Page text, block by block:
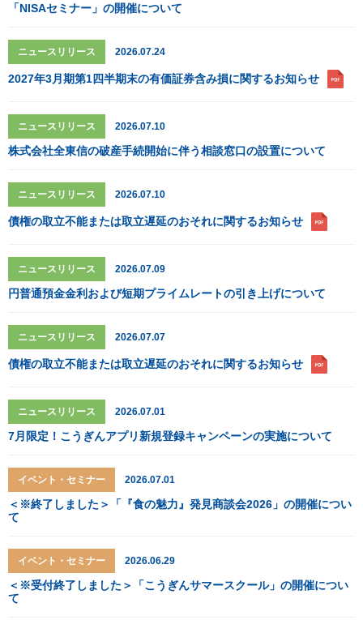
「NISAセミナー」の開催について
ニュースリリース 2026.07.24
2027年3月期第1四半期末の有価証券含み損に関するお知らせ
ニュースリリース 2026.07.10
株式会社全東信の破産手続開始に伴う相談窓口の設置について
ニュースリリース 2026.07.10
債権の取立不能または取立遅延のおそれに関するお知らせ
ニュースリリース 2026.07.09
円普通預金金利および短期プライムレートの引き上げについて
ニュースリリース 2026.07.07
債権の取立不能または取立遅延のおそれに関するお知らせ
ニュースリリース 2026.07.01
7月限定！こうぎんアプリ新規登録キャンペーンの実施について
イベント・セミナー 2026.07.01
＜※終了しました＞「『食の魅力』発見商談会2026」の開催につい
て
イベント・セミナー 2026.06.29
＜※受付終了しました＞「こうぎんサマースクール」の開催につい
て